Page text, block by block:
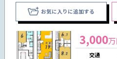
お気に入りに追加する
3,000
交通